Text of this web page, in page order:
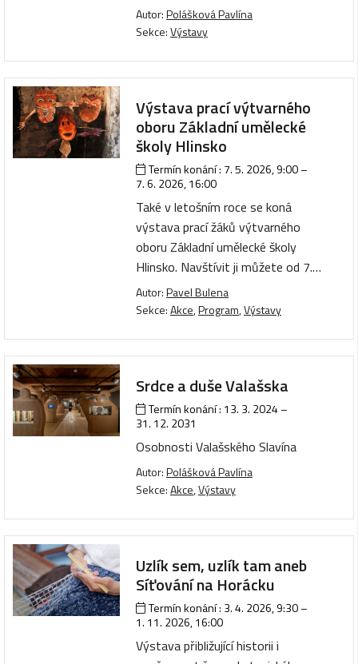
Autor:Polášková Pavlína
Sekce:Výstavy
Výstava prací výtvarného
oboru Základní umělecké
školy Hlinsko
Termín konání : 7. 5. 2026, 9:00–
7. 6. 2026, 16:00
Také v letošním roce se koná
výstava prací žáků výtvarného
oboru Základní umělecké školy
Hlinsko. Navštívit ji můžete od 7.…
Autor:Pavel Bulena
Sekce:Akce,Program,Výstavy
Srdce a duše Valašska
Termín konání : 13. 3. 2024–
31. 12. 2031
Osobnosti Valašského Slavína
Autor:Polášková Pavlína
Sekce:Akce,Výstavy
Uzlík sem, uzlík tam aneb
Síťování na Horácku
Termín konání : 3. 4. 2026, 9:30–
1. 11. 2026, 16:00
Výstava přibližující historii i